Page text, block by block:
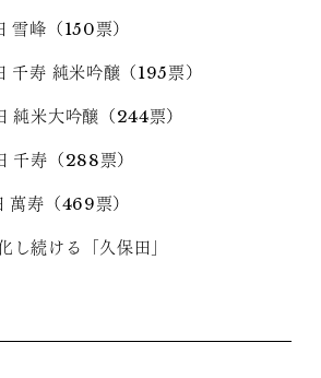
峰（150票）
寿 純米吟醸（195票）
米大吟醸（244票）
寿（288票）
寿（469票）
し続ける「久保田」